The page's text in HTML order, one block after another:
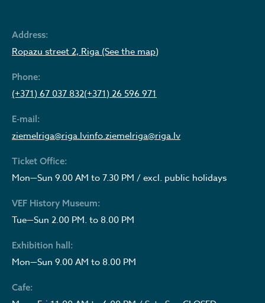
Address:
Ropazu street 2, Riga (See the map)
Phone:
(+371) 67 037 832(+371) 26 596 971
E-mail:
ziemelriga@riga.lvinfo.ziemelriga@riga.lv
Ticket Office:
Mon—Sun 9.00 AM to 7.30 PM / excl. public holidays
VEF History Museum:
Tue—Sun 2.00 PM. to 8.00 PM
Exhibition hall:
Mon—Sun 9.00 AM to 8.00 PM
Cafe: